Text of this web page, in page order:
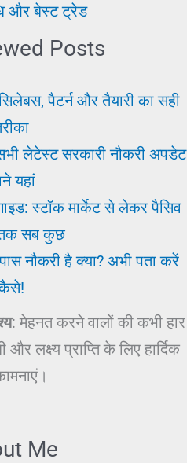
और बेस्ट ट्रेड
Posts
पैटर्न और तैयारी का सही
लेटेस्ट सरकारी नौकरी अपडेट
यहां
स्टॉक मार्केट से लेकर पैसिव
सब कुछ
नौकरी है क्या? अभी पता करें
: मेहनत करने वालों की कभी हार
लक्ष्य प्राप्ति के लिए हार्दिक
Me